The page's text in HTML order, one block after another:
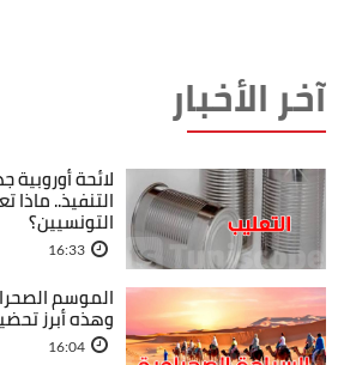
آخر الأخبار
لائحة أوروبية
التنفيذ..
التونسيين؟
16:33
الموسم
وهذه أبرز
16:04